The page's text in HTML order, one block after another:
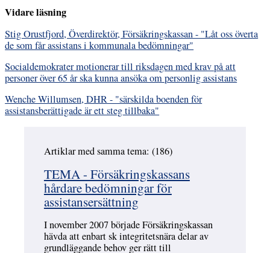
Vidare läsning
Stig Orustfjord, Överdirektör, Försäkringskassan - "Låt oss överta
de som får assistans i kommunala bedömningar"
Socialdemokrater motionerar till riksdagen med krav på att
personer över 65 år ska kunna ansöka om personlig assistans
Wenche Willumsen, DHR - "särskilda boenden för
assistansberättigade är ett steg tillbaka"
Artiklar med samma tema: (186)
TEMA - Försäkringskassans
hårdare bedömningar för
assistansersättning
I november 2007 började Försäkringskassan
hävda att enbart sk integritetsnära delar av
grundläggande behov ger rätt till